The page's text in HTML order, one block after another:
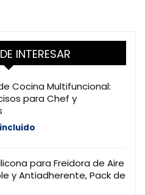
INTERESAR
Cocina Multifuncional:
para Chef y
para Freidora de Aire
y Antiadherente, Pack de